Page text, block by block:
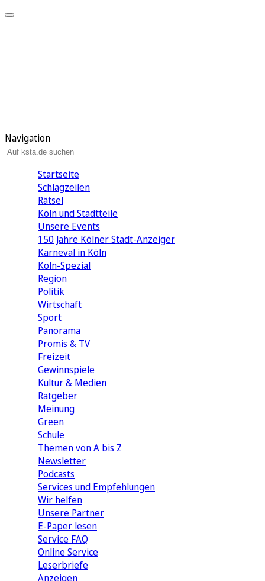
Navigation
Startseite
Schlagzeilen
Rätsel
Köln und Stadtteile
Unsere Events
150 Jahre Kölner Stadt-Anzeiger
Karneval in Köln
Köln-Spezial
Region
Politik
Wirtschaft
Sport
Panorama
Promis & TV
Freizeit
Gewinnspiele
Kultur & Medien
Ratgeber
Meinung
Green
Schule
Themen von A bis Z
Newsletter
Podcasts
Services und Empfehlungen
Wir helfen
Unsere Partner
E-Paper lesen
Service FAQ
Online Service
Leserbriefe
Anzeigen